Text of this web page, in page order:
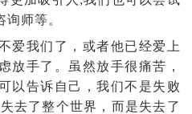
师等。
我们了，或者他已经爱上
放手了。虽然放手很痛苦，
以告诉自己，我们不是失败
去了整个世界，而是失去了